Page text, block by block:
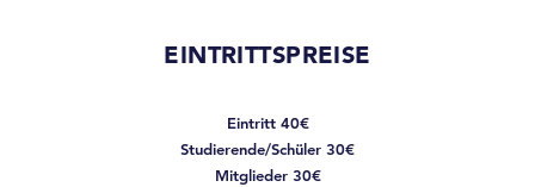
EINTRITTSPREISE
Eintritt 40€
Studierende/Schüler 30€
Mitglieder 30€